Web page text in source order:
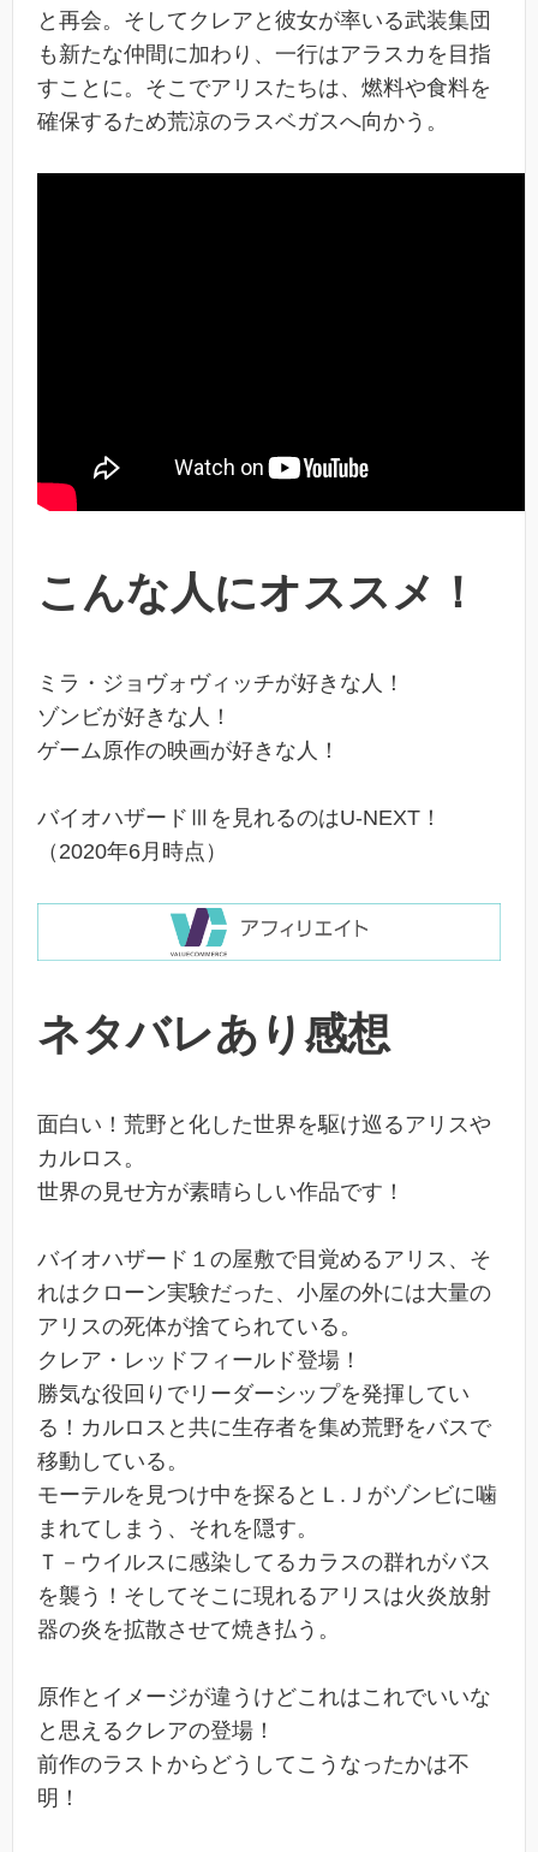
と再会。そしてクレアと彼女が率いる武装集団
も新たな仲間に加わり、一行はアラスカを目指
すことに。そこでアリスたちは、燃料や食料を
確保するため荒涼のラスベガスへ向かう。
こんな人にオススメ！
ミラ・ジョヴォヴィッチが好きな人！
ゾンビが好きな人！
ゲーム原作の映画が好きな人！
バイオハザードⅢを見れるのはU-NEXT！
（2020年6月時点）
ネタバレあり感想
面白い！荒野と化した世界を駆け巡るアリスや
カルロス。
世界の見せ方が素晴らしい作品です！
バイオハザード１の屋敷で目覚めるアリス、そ
れはクローン実験だった、小屋の外には大量の
アリスの死体が捨てられている。
クレア・レッドフィールド登場！
勝気な役回りでリーダーシップを発揮してい
る！カルロスと共に生存者を集め荒野をバスで
移動している。
モーテルを見つけ中を探るとＬ.Ｊがゾンビに噛
まれてしまう、それを隠す。
Ｔ－ウイルスに感染してるカラスの群れがバス
を襲う！そしてそこに現れるアリスは火炎放射
器の炎を拡散させて焼き払う。
原作とイメージが違うけどこれはこれでいいな
と思えるクレアの登場！
前作のラストからどうしてこうなったかは不
明！